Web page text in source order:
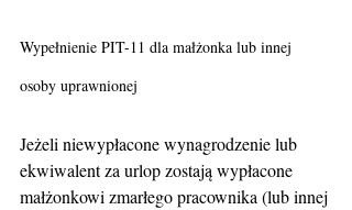
Wypełnienie PIT-11 dla małżonka lub innej
osoby uprawnionej
Jeżeli niewypłacone wynagrodzenie lub
ekwiwalent za urlop zostają wypłacone
małżonkowi zmarłego pracownika (lub innej